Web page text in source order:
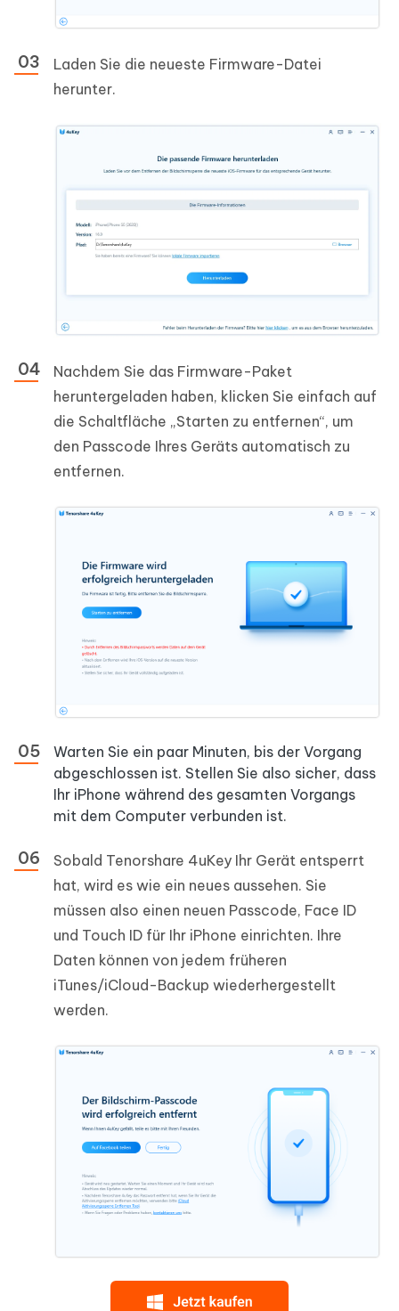
Laden Sie die neueste Firmware-Datei
herunter.
Nachdem Sie das Firmware-Paket
heruntergeladen haben, klicken Sie einfach auf
die Schaltfläche „Starten zu entfernen“, um
den Passcode Ihres Geräts automatisch zu
entfernen.
Warten Sie ein paar Minuten, bis der Vorgang
abgeschlossen ist. Stellen Sie also sicher, dass
Ihr iPhone während des gesamten Vorgangs
mit dem Computer verbunden ist.
Sobald Tenorshare 4uKey Ihr Gerät entsperrt
hat, wird es wie ein neues aussehen. Sie
müssen also einen neuen Passcode, Face ID
und Touch ID für Ihr iPhone einrichten. Ihre
Daten können von jedem früheren
iTunes/iCloud-Backup wiederhergestellt
werden.